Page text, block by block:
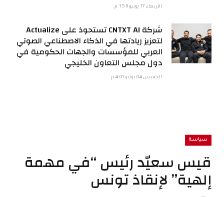
الأربعاء 17 يونيو 1:59 م
شركة CNTXT AI تستحوذ على Actualize
لتعزيز ريادتها في الذكاء الاصطناعي الصوتي
العربي للمؤسسات والجهات الحكومية في
دول مجلس التعاون الخليجي
الخميس 04 يونيو 4:01 م
سياسة
قيس سعيّد رئيس “في مهمة
إلهية” لإنقاذ تونس